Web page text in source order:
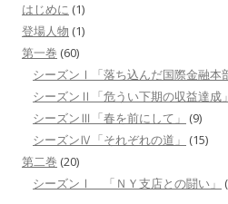
ー
シ
ョ
ン
はじめに (1)
登場人物 (1)
第一巻 (60)
シーズンⅠ「落ち込んだ国際金融本
シーズンⅡ「危うい下期の収益達成」
シーズンⅢ「春を前にして」
(9)
シーズンⅣ「それぞれの道」
(15)
第二巻 (20)
シーズンⅠ 「ＮＹ支店との闘い」